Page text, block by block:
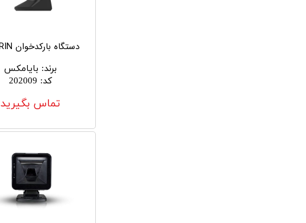
دستگاه بارکدخوان THORIN
برند: بایامکس
کد:
202009
تماس بگیرید